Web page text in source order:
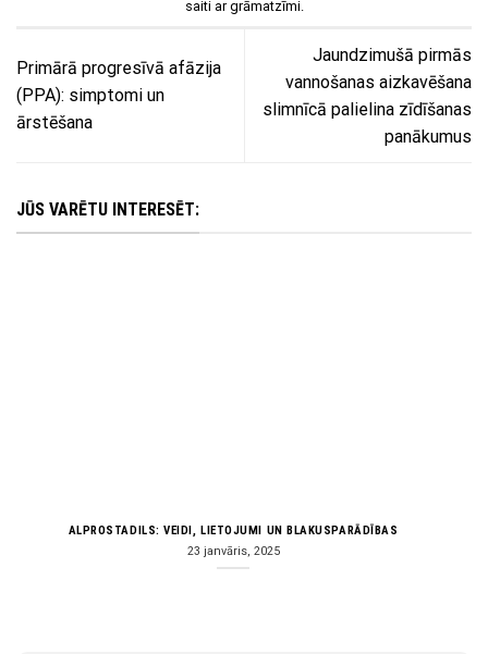
saitiar grāmatzīmi.
Primārā progresīvā afāzija
(PPA): simptomi un
ārstēšana
Jaundzimušā pirmās
vannošanas aizkavēšana
slimnīcā palielina zīdīšanas
panākumus
JŪS VARĒTU INTERESĒT:
ALPROSTADILS: VEIDI, LIETOJUMI UN BLAKUSPARĀDĪBAS
23 janvāris, 2025